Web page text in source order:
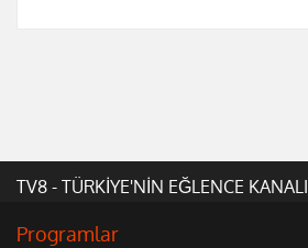
TV8 - TÜRKİYE'NİN EĞLENCE KANALI
Programlar